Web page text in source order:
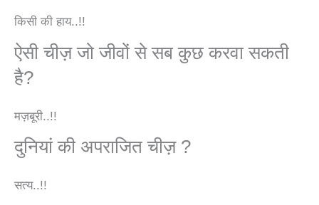
किसी की हाय..!!
ऐसी चीज़ जो जीवों से सब कुछ करवा सकती
है?
मज़बूरी..!!
दुनियां की अपराजित चीज़ ?
सत्य..!!